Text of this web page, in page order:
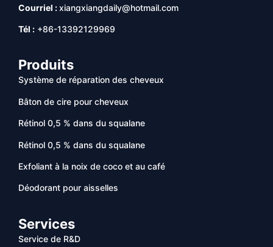
Courriel :xiangxiangdaily@hotmail.com
Tél : +86-13392129969
Produits
Système de réparation des cheveux
Bâton de cire pour cheveux
Rétinol 0,5 % dans du squalane
Rétinol 0,5 % dans du squalane
Exfoliant à la noix de coco et au café
Déodorant pour aisselles
Services
Service de R&D